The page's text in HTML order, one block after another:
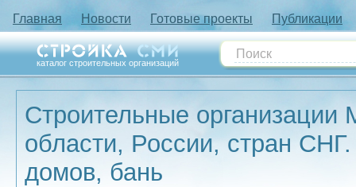
Главная Новости Готовые проекты Публикации
каталог строительных организаций
Строительные организации
области, России, стран
домов, бань